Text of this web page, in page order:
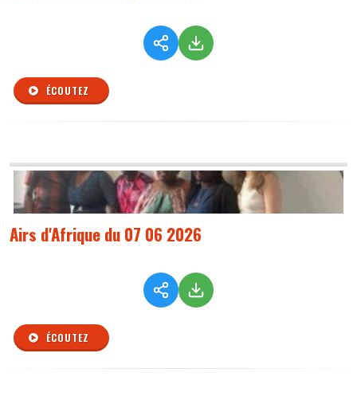
ÉCOUTEZ
Airs d'Afrique du 07 06 2026
ÉCOUTEZ